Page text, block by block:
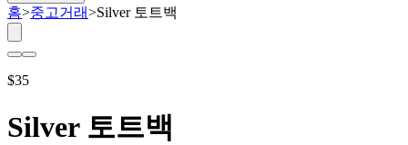
홈>중고거래>Silver 토트백
$35
Silver 토트백